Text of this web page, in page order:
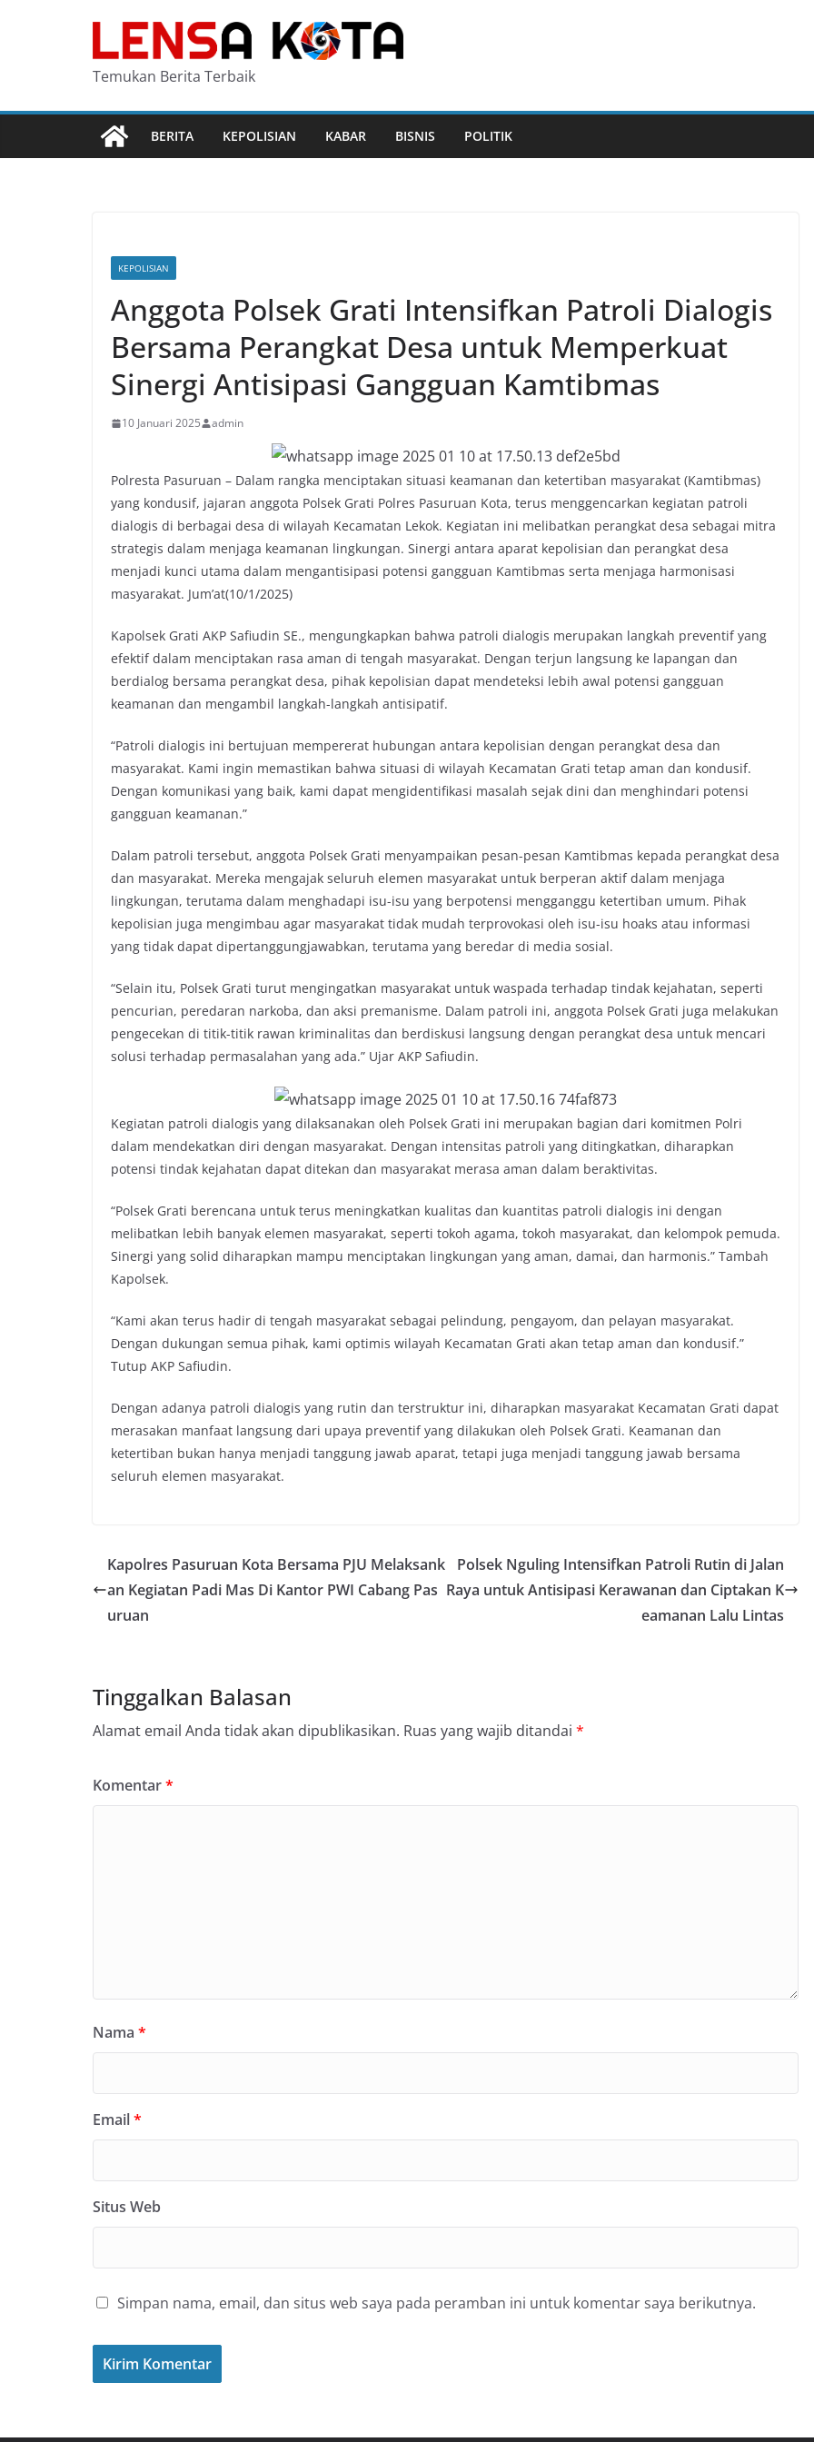
Temukan Berita Terbaik
BERITA KEPOLISIAN KABAR BISNIS POLITIK
KEPOLISIAN
Anggota Polsek Grati Intensifkan Patroli Dialogis
Bersama Perangkat Desa untuk Memperkuat
Sinergi Antisipasi Gangguan Kamtibmas
10 Januari 2025 admin
Polresta Pasuruan – Dalam rangka menciptakan situasi keamanan dan ketertiban masyarakat (Kamtibmas)
yang kondusif, jajaran anggota Polsek Grati Polres Pasuruan Kota, terus menggencarkan kegiatan patroli
dialogis di berbagai desa di wilayah Kecamatan Lekok. Kegiatan ini melibatkan perangkat desa sebagai mitra
strategis dalam menjaga keamanan lingkungan. Sinergi antara aparat kepolisian dan perangkat desa
menjadi kunci utama dalam mengantisipasi potensi gangguan Kamtibmas serta menjaga harmonisasi
masyarakat. Jum’at(10/1/2025)
Kapolsek Grati AKP Safiudin SE., mengungkapkan bahwa patroli dialogis merupakan langkah preventif yang
efektif dalam menciptakan rasa aman di tengah masyarakat. Dengan terjun langsung ke lapangan dan
berdialog bersama perangkat desa, pihak kepolisian dapat mendeteksi lebih awal potensi gangguan
keamanan dan mengambil langkah-langkah antisipatif.
“Patroli dialogis ini bertujuan mempererat hubungan antara kepolisian dengan perangkat desa dan
masyarakat. Kami ingin memastikan bahwa situasi di wilayah Kecamatan Grati tetap aman dan kondusif.
Dengan komunikasi yang baik, kami dapat mengidentifikasi masalah sejak dini dan menghindari potensi
gangguan keamanan.”
Dalam patroli tersebut, anggota Polsek Grati menyampaikan pesan-pesan Kamtibmas kepada perangkat desa
dan masyarakat. Mereka mengajak seluruh elemen masyarakat untuk berperan aktif dalam menjaga
lingkungan, terutama dalam menghadapi isu-isu yang berpotensi mengganggu ketertiban umum. Pihak
kepolisian juga mengimbau agar masyarakat tidak mudah terprovokasi oleh isu-isu hoaks atau informasi
yang tidak dapat dipertanggungjawabkan, terutama yang beredar di media sosial.
“Selain itu, Polsek Grati turut mengingatkan masyarakat untuk waspada terhadap tindak kejahatan, seperti
pencurian, peredaran narkoba, dan aksi premanisme. Dalam patroli ini, anggota Polsek Grati juga melakukan
pengecekan di titik-titik rawan kriminalitas dan berdiskusi langsung dengan perangkat desa untuk mencari
solusi terhadap permasalahan yang ada.” Ujar AKP Safiudin.
Kegiatan patroli dialogis yang dilaksanakan oleh Polsek Grati ini merupakan bagian dari komitmen Polri
dalam mendekatkan diri dengan masyarakat. Dengan intensitas patroli yang ditingkatkan, diharapkan
potensi tindak kejahatan dapat ditekan dan masyarakat merasa aman dalam beraktivitas.
“Polsek Grati berencana untuk terus meningkatkan kualitas dan kuantitas patroli dialogis ini dengan
melibatkan lebih banyak elemen masyarakat, seperti tokoh agama, tokoh masyarakat, dan kelompok pemuda.
Sinergi yang solid diharapkan mampu menciptakan lingkungan yang aman, damai, dan harmonis.” Tambah
Kapolsek.
“Kami akan terus hadir di tengah masyarakat sebagai pelindung, pengayom, dan pelayan masyarakat.
Dengan dukungan semua pihak, kami optimis wilayah Kecamatan Grati akan tetap aman dan kondusif.”
Tutup AKP Safiudin.
Dengan adanya patroli dialogis yang rutin dan terstruktur ini, diharapkan masyarakat Kecamatan Grati dapat
merasakan manfaat langsung dari upaya preventif yang dilakukan oleh Polsek Grati. Keamanan dan
ketertiban bukan hanya menjadi tanggung jawab aparat, tetapi juga menjadi tanggung jawab bersama
seluruh elemen masyarakat.
Kapolres Pasuruan Kota Bersama PJU Melaksank
an Kegiatan Padi Mas Di Kantor PWI Cabang Pas
uruan
Polsek Nguling Intensifkan Patroli Rutin di Jalan
Raya untuk Antisipasi Kerawanan dan Ciptakan K
eamanan Lalu Lintas
Tinggalkan Balasan
Alamat email Anda tidak akan dipublikasikan. Ruas yang wajib ditandai *
Komentar*
Nama *
Email*
Situs Web
Simpan nama, email, dan situs web saya pada peramban ini untuk komentar saya berikutnya.